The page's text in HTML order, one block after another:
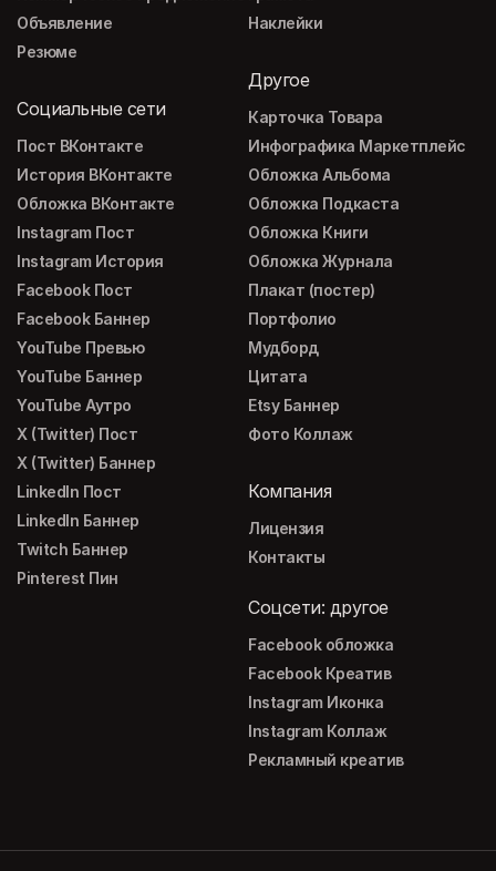
Объявление
Резюме
Социальные сети
Пост ВКонтакте
История ВКонтакте
Обложка ВКонтакте
Instagram Пост
Instagram История
Facebook Пост
Facebook Баннер
YouTube Превью
YouTube Баннер
YouTube Аутро
X (Twitter) Пост
X (Twitter) Баннер
LinkedIn Пост
LinkedIn Баннер
Twitch Баннер
Pinterest Пин
Наклейки
Другое
Карточка Товара
Инфографика Маркетплейс
Обложка Альбома
Обложка Подкаста
Обложка Книги
Обложка Журнала
Плакат (постер)
Портфолио
Мудборд
Цитата
Etsy Баннер
Фото Коллаж
Компания
Лицензия
Контакты
Соцсети: другое
Facebook обложка
Facebook Креатив
Instagram Иконка
Instagram Коллаж
Рекламный креатив